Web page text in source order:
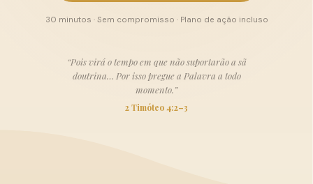
30 minutos · Sem compromisso · Plano de ação incluso
“Pois virá o tempo em que não suportarão a sã
doutrina… Por isso pregue a Palavra a todo
momento.”
2 Timóteo 4:2–3